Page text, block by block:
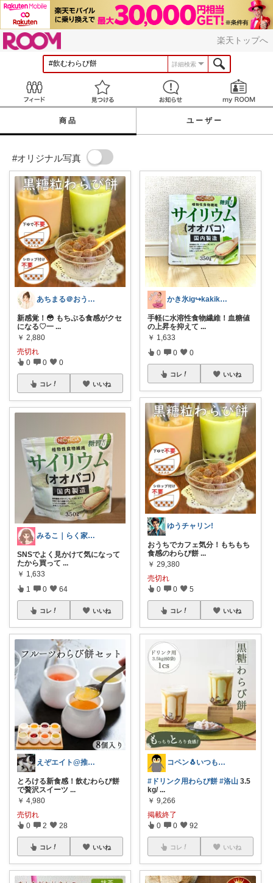
楽天トップへ
詳細検索
見つける お知らせ
商品 ユーザー
#オリジナル写真
あちまる＠おうちご飯とキッチンの幸せメモ
新感覚！😳 もちぷる食感がクセ
になる♡一 ...
￥ 2,880
売切れ
0 0 0
コレ いいね
みるこ｜らく家事くらし
SNSでよく見かけて気になって
たから買って ...
￥ 1,633
1 0 64
コレ いいね
えぞエイト@推しの居る生活
とろける新食感！飲むわらび餅
で贅沢スイーツ ...
￥ 4,980
売切れ
0 2 28
コレ いいね
かき氷ig↪kakikorin_diet
手軽に水溶性食物繊維！血糖値
の上昇を抑えて ...
￥ 1,633
0 0 0
コレ いいね
ゆうチャリン!
おうちでカフェ気分！もちもち
食感のわらび餅 ...
￥ 29,380
売切れ
0 0 5
コレ いいね
コペン🐧いつもありがとう✨
#ドリンク用わらび餅 #洛山 3.5
kg/ ...
￥ 9,266
掲載終了
0 0 92
コレ いいね